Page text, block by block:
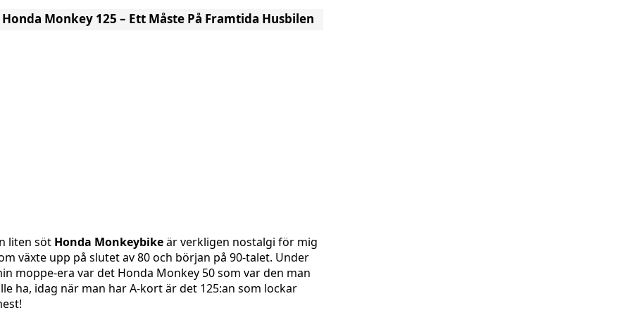
Honda Monkey 125 – Ett Måste På Framtida Husbilen
liten söt Honda Monkeybikeär verkligen nostalgi för mig
växte upp på slutet av 80 och början på 90-talet. Under
moppe-era var det Honda Monkey 50 som var den man
ha, idag när man har A-kort är det 125:an som lockar